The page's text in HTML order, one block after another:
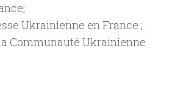
Ukrainienne en France ;
Communauté Ukrainienne